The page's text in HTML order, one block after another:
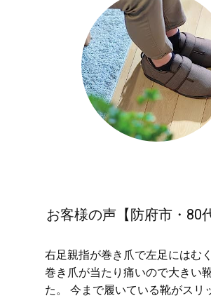
お客様の声【防府市・80
右足親指が巻き爪で左足にはむ
巻き爪が当たり痛いので大きい
た。 今まで履いている靴がスリ